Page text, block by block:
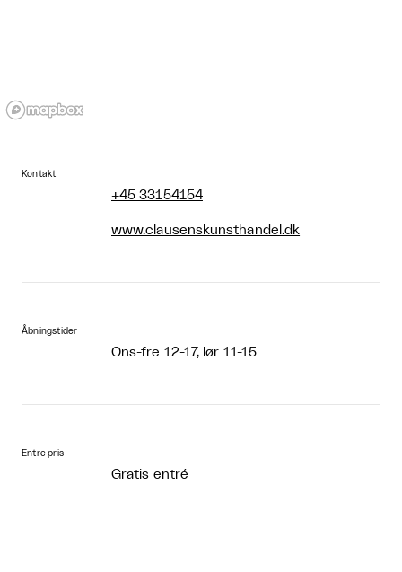
Kontakt
+45 33154154
www.clausenskunsthandel.dk
Åbningstider
Ons-fre 12-17, lør 11-15
Entre pris
Gratis entré